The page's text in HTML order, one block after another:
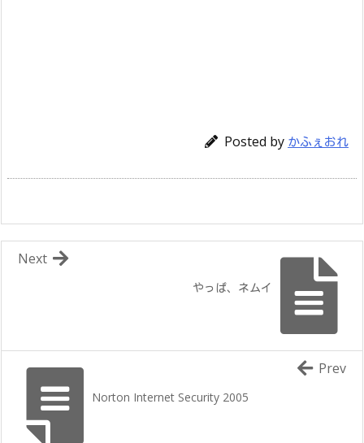
Posted by かふぇおれ
やっぱ、ネムイ
Next
Norton Internet Security 2005
Prev